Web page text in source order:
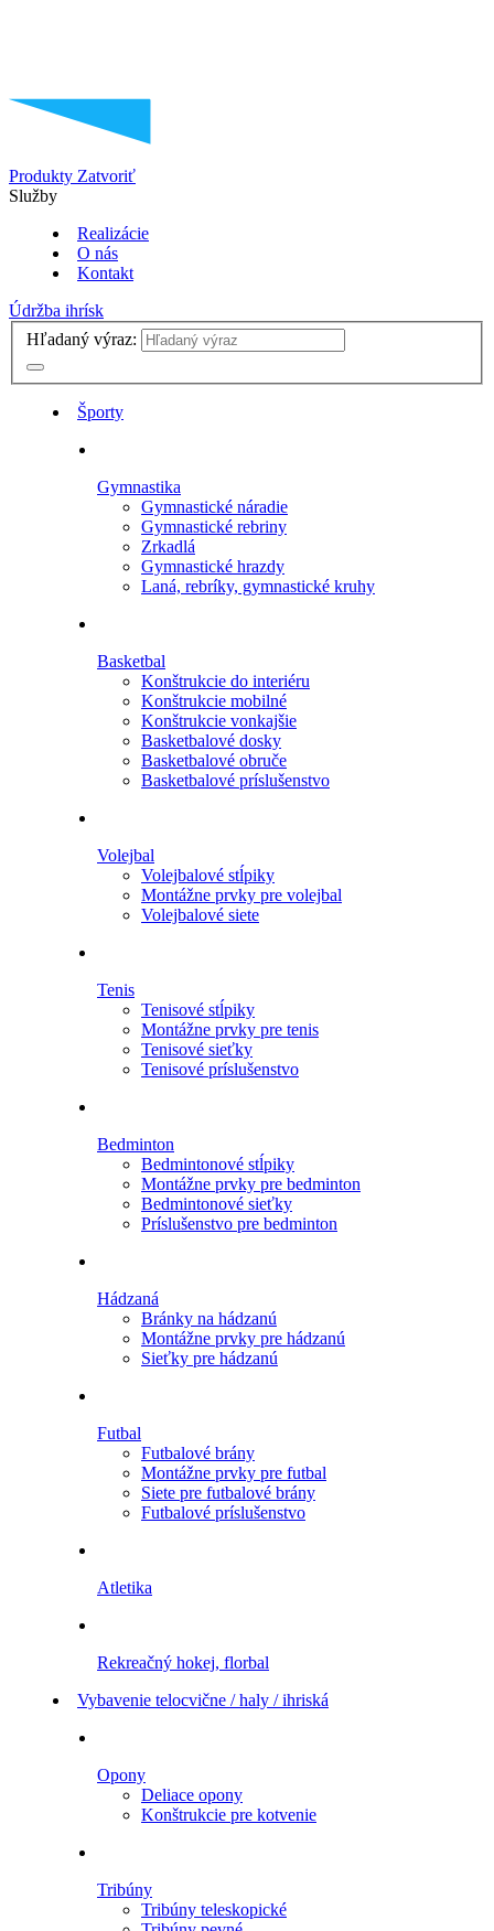
Produkty Zatvoriť
Služby
Realizácie
O nás
Kontakt
Údržba ihrísk
Hľadaný výraz:
Športy
Gymnastika
Gymnastické náradie
Gymnastické rebriny
Zrkadlá
Gymnastické hrazdy
Laná, rebríky, gymnastické kruhy
Basketbal
Konštrukcie do interiéru
Konštrukcie mobilné
Konštrukcie vonkajšie
Basketbalové dosky
Basketbalové obruče
Basketbalové príslušenstvo
Volejbal
Volejbalové stĺpiky
Montážne prvky pre volejbal
Volejbalové siete
Tenis
Tenisové stĺpiky
Montážne prvky pre tenis
Tenisové sieťky
Tenisové príslušenstvo
Bedminton
Bedmintonové stĺpiky
Montážne prvky pre bedminton
Bedmintonové sieťky
Príslušenstvo pre bedminton
Hádzaná
Bránky na hádzanú
Montážne prvky pre hádzanú
Sieťky pre hádzanú
Futbal
Futbalové brány
Montážne prvky pre futbal
Siete pre futbalové brány
Futbalové príslušenstvo
Atletika
Rekreačný hokej, florbal
Vybavenie telocvične / haly / ihriská
Opony
Deliace opony
Konštrukcie pre kotvenie
Tribúny
Tribúny teleskopické